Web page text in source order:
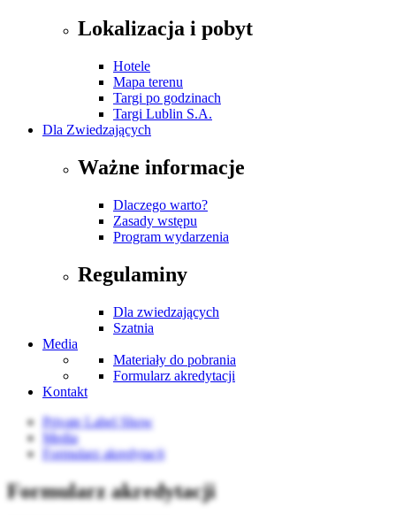
Lokalizacja i pobyt
Hotele
Mapa terenu
Targi po godzinach
Targi Lublin S.A.
Dla Zwiedzających
Ważne informacje
Dlaczego warto?
Zasady wstępu
Program wydarzenia
Regulaminy
Dla zwiedzających
Szatnia
Media
Materiały do pobrania
Formularz akredytacji
Kontakt
Private Label Show
Media
Formularz akredytacji
Formularz akredytacji